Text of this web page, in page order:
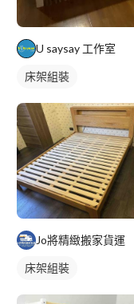
U saysay 工作室
床架組裝
Jo將精緻搬家貨運
床架組裝